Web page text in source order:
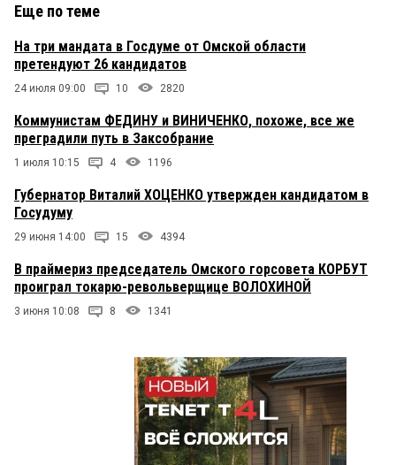
Еще по теме
На три мандата в Госдуме от Омской области
претендуют 26 кандидатов
24 июля 09:00 10 2820
Коммунистам ФЕДИНУ и ВИНИЧЕНКО, похоже, все же
преградили путь в Заксобрание
1 июля 10:15 4 1196
Губернатор Виталий ХОЦЕНКО утвержден кандидатом в
Госудуму
29 июня 14:00 15 4394
В праймериз председатель Омского горсовета КОРБУТ
проиграл токарю-револьверщице ВОЛОХИНОЙ
3 июня 10:08 8 1341